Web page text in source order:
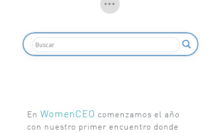
En WomenCEO comenzamos el año
con nuestro primer encuentro donde